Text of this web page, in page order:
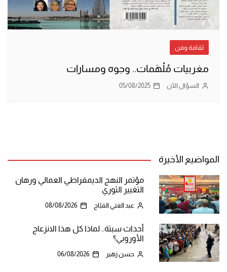
ثقافة وفن
مغربيات مُلْهَمات.. وجوه ومسارات
السؤال الآن 05/08/2025
المواضيع الأخيرة
مؤتمر النهج الديمقراطي العمالي ورهان
التغيير الثوري
عبد الغني القبّاج 08/08/2026
أحداث سبتة.. لماذا كل هذا الانزعاج
الأوروبي؟
حسن زهير 06/08/2026